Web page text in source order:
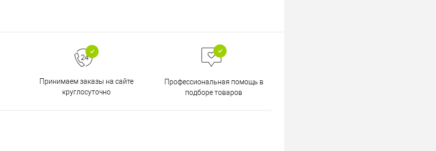
Принимаем заказы на сайте
круглосуточно
Профессиональная помощь в
подборе товаров